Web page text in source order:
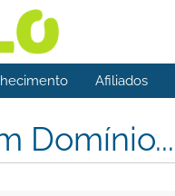
Afiliados
Domínio...